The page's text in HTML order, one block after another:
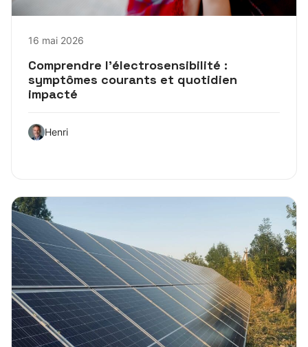
16 mai 2026
Comprendre l’électrosensibilité :
symptômes courants et quotidien
impacté
Henri